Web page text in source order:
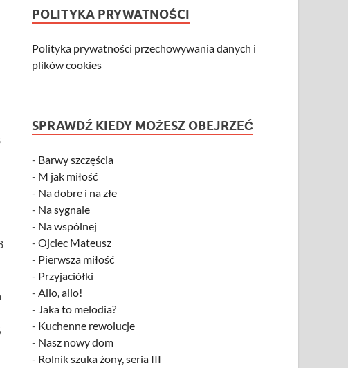
POLITYKA PRYWATNOŚCI
Polityka prywatności przechowywania danych i
plików cookies
SPRAWDŹ KIEDY MOŻESZ OBEJRZEĆ
- Barwy szczęścia
- M jak miłość
- Na dobre i na złe
- Na sygnale
- Na wspólnej
-Ojciec Mateusz
- Pierwsza miłość
- Przyjaciółki
-Allo, allo!
- Jaka to melodia?
- Kuchenne rewolucje
- Nasz nowy dom
- Rolnik szuka żony, seria III